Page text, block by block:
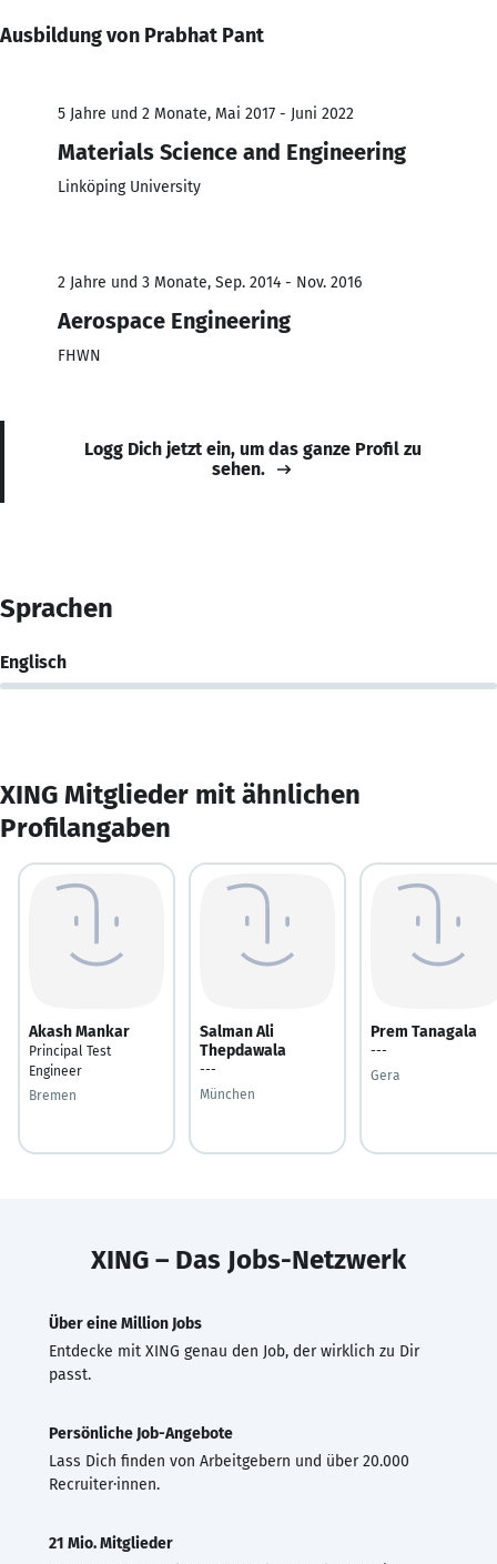
Ausbildung von Prabhat Pant
5 Jahre und 2 Monate, Mai 2017 - Juni 2022
Materials Science and Engineering
Linköping University
2 Jahre und 3 Monate, Sep. 2014 - Nov. 2016
Aerospace Engineering
FHWN
Logg Dich jetzt ein, um das ganze Profil zu
sehen.
Sprachen
Englisch
XING Mitglieder mit ähnlichen
Profilangaben
Akash Mankar
Principal Test
Engineer
Bremen
Salman Ali
Thepdawala
---
München
Prem Tanagala
---
Gera
XING – Das Jobs-Netzwerk
Über eine Million Jobs
Entdecke mit XING genau den Job, der wirklich zu Dir
passt.
Persönliche Job-Angebote
Lass Dich finden von Arbeitgebern und über 20.000
Recruiter·innen.
21 Mio. Mitglieder